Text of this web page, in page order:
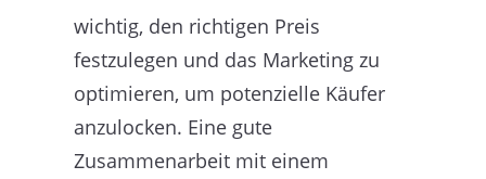
wichtig, den richtigen Preis
festzulegen und das Marketing zu
optimieren, um potenzielle Käufer
anzulocken. Eine gute
Zusammenarbeit mit einem